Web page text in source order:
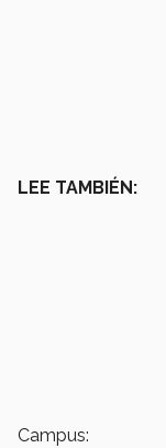
LEE TAMBIÉN:
Campus: